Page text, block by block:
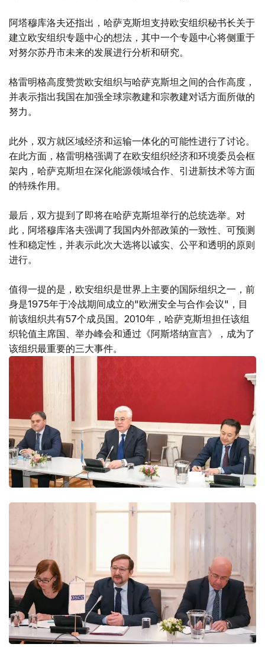
阿塔穆库洛夫还指出，哈萨克斯坦支持欧安组织秘书长关于
建立欧安组织专题中心的想法，其中一个专题中心将侧重于
对努尔苏丹市未来的发展进行分析和研究。
格雷明格高度赞赏欧安组织与哈萨克斯坦之间的合作高度，
并表示指出我国在加强全球宗教建和宗教建对话方面所做的
努力。
此外，双方就区域经济和运输一体化的可能性进行了讨论。
在此方面，格雷明格强调了在欧安组织经济和环境委员会框
架内，哈萨克斯坦在深化能源领域合作、引进新技术等方面
的特殊作用。
最后，双方提到了即将在哈萨克斯坦举行的总统选举。对
此，阿塔穆库洛夫强调了我国内外部政策的一致性、可预测
性和稳定性，并表示此次大选将以诚实、公平和透明的原则
进行。
值得一提的是，欧安组织是世界上主要的国际组织之一，前
身是1975年于冷战期间成立的"欧洲安全与合作会议"，目
前该组织共有57个成员国。2010年，哈萨克斯坦担任该组
织轮值主席国、举办峰会和通过《阿斯塔纳宣言》，成为了
该组织最重要的三大事件。